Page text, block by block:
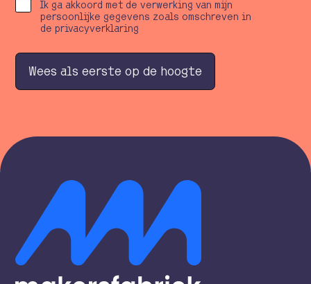
Ik ga akkoord met de verwerking van mijn
persoonlijke gegevens zoals omschreven in
de privacyverklaring
Wees als eerste op de hoogte